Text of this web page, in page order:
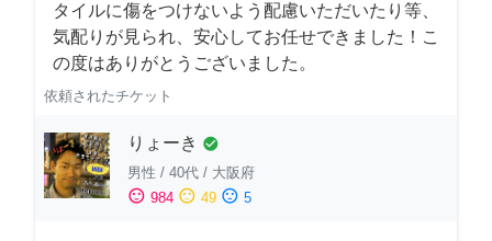
タイルに傷をつけないよう配慮いただいたり等、
気配りが見られ、安心してお任せできました！こ
の度はありがとうございました。
依頼されたチケット
りょーき check_circle
男性 / 40代 / 大阪府
sentiment_satisfied 984 sentiment_neutral 49 sentiment_dissatisfied 5